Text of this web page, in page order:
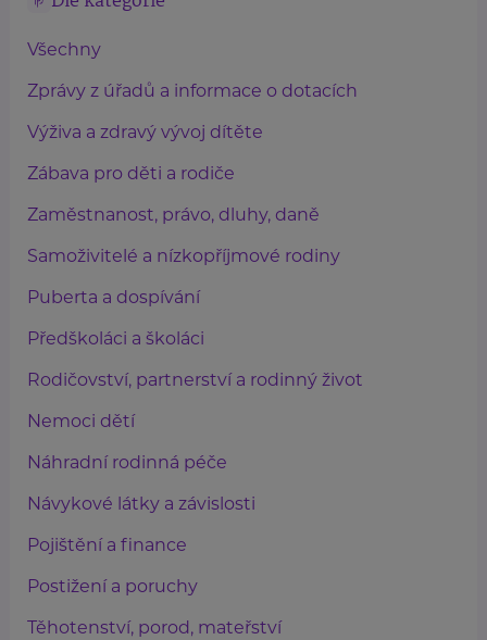
Všechny
Zprávy z úřadů a informace o dotacích
Výživa a zdravý vývoj dítěte
Zábava pro děti a rodiče
Zaměstnanost, právo, dluhy, daně
Samoživitelé a nízkopříjmové rodiny
Puberta a dospívání
Předškoláci a školáci
Rodičovství, partnerství a rodinný život
Nemoci dětí
Náhradní rodinná péče
Návykové látky a závislosti
Pojištění a finance
Postižení a poruchy
Těhotenství, porod, mateřství